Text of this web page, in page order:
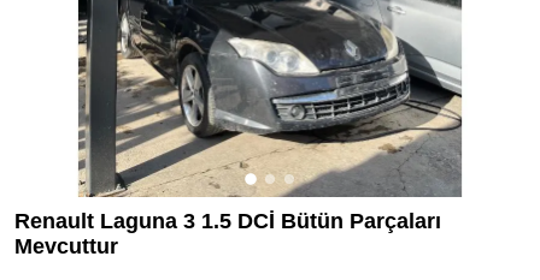
Renault Laguna 3 1.5 DCİ Bütün Parçaları
Mevcuttur